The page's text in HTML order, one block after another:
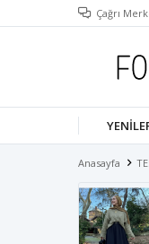
Çağrı
Anasayfa